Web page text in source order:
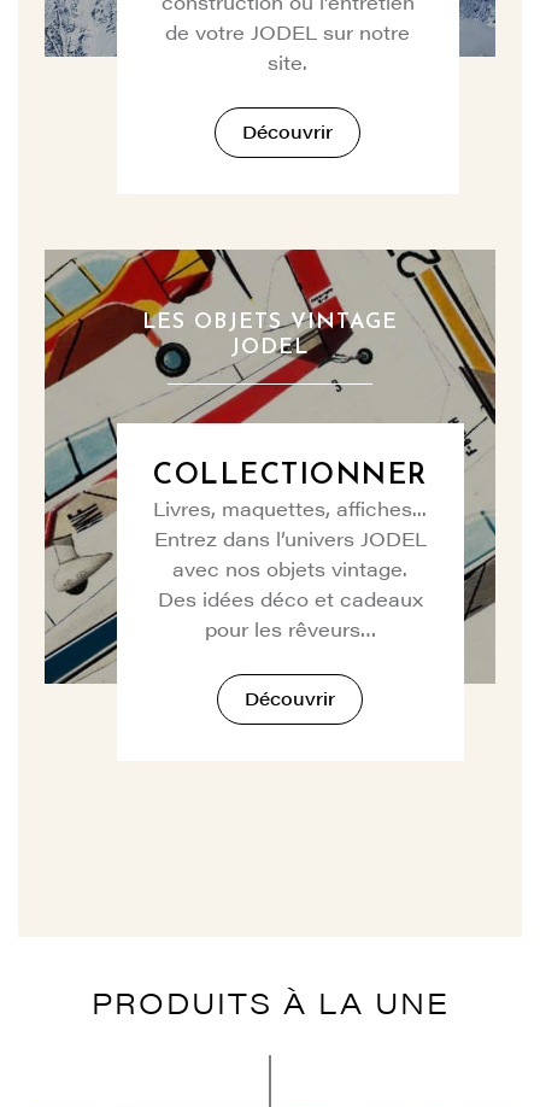
de votre JODEL sur notre
site.
Découvrir
LES OBJETS VINTAGE
JODEL
COLLECTIONNER
Livres, maquettes, affiches...
Entrez dans l’univers JODEL
avec nos objets vintage.
Des idées déco et cadeaux
pour les rêveurs…
Découvrir
PRODUITS À LA UNE